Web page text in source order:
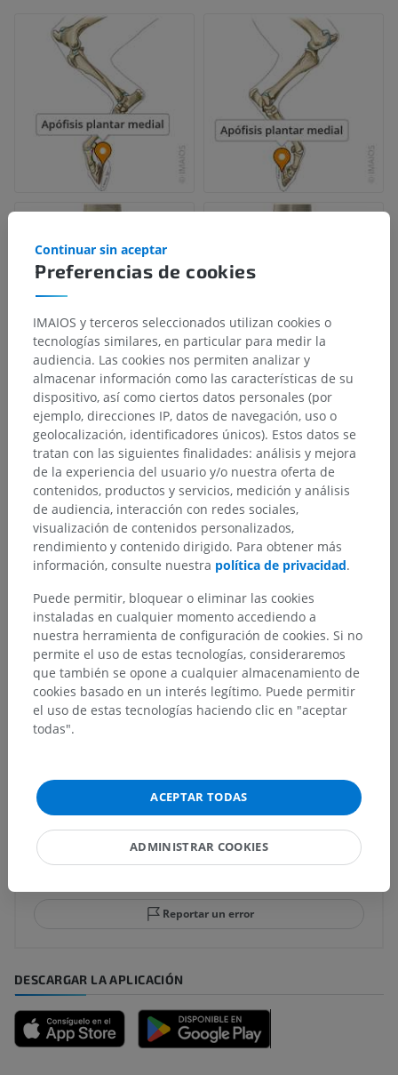
Jerarquía anatómica
Anatomía veterinaria
Osteología Esqueleto apendicular
Huesos del miembro pelviano > Esqueleto del pie
Huesos de los dedos del pie>
Apófisis plantar medial
Estructuras subyacentes:No hay estructuras
subyacentes correspondientes para esta parte
anatómica
¿Ha detectado un error?
No dude en sugerir una corrección, traducción o
Reportar un error
DESCARGAR LA APLICACIÓN
Preferencias de cookies
Continuar sin aceptar
IMAIOS y terceros seleccionados utilizan cookies o
tecnologías similares, en particular para medir la
audiencia. Las cookies nos permiten analizar y
almacenar información como las características de su
dispositivo, así como ciertos datos personales (por
ejemplo, direcciones IP, datos de navegación, uso o
geolocalización, identificadores únicos). Estos datos se
tratan con las siguientes finalidades: análisis y mejora
de la experiencia del usuario y/o nuestra oferta de
contenidos, productos y servicios, medición y análisis
de audiencia, interacción con redes sociales,
visualización de contenidos personalizados,
rendimiento y contenido dirigido. Para obtener más
información, consulte nuestra política de privacidad.
Puede permitir, bloquear o eliminar las cookies
instaladas en cualquier momento accediendo a
nuestra herramienta de configuración de cookies. Si no
permite el uso de estas tecnologías, consideraremos
que también se opone a cualquier almacenamiento de
cookies basado en un interés legítimo. Puede permitir
el uso de estas tecnologías haciendo clic en "aceptar
todas".
ACEPTAR TODAS
ADMINISTRAR COOKIES